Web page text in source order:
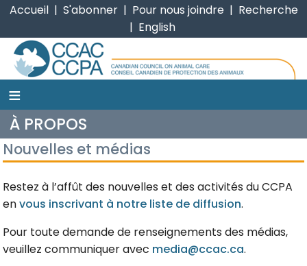
Accueil | S'abonner | Pour nous joindre | Recherche
| English
CCPA
≡
À PROPOS
Nouvelles et médias
Restez à l’affût des nouvelles et des activités du CCPA
envous inscrivant à notre liste de diffusion.
Pour toute demande de renseignements des médias,
veuillez communiquer avec media@ccac.ca.